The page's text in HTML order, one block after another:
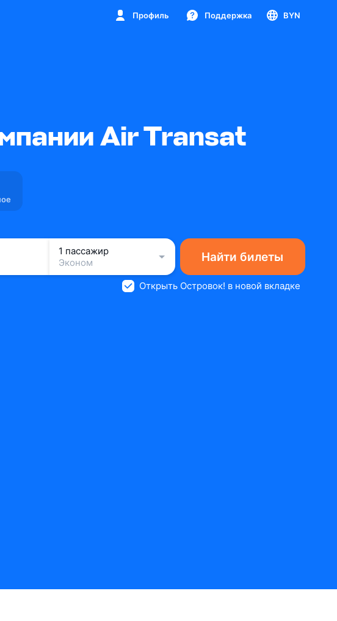
Профиль Поддержка BYN
Air Transat
1 пассажир
Эконом
Найти билеты
Открыть Островок! в новой вкладке